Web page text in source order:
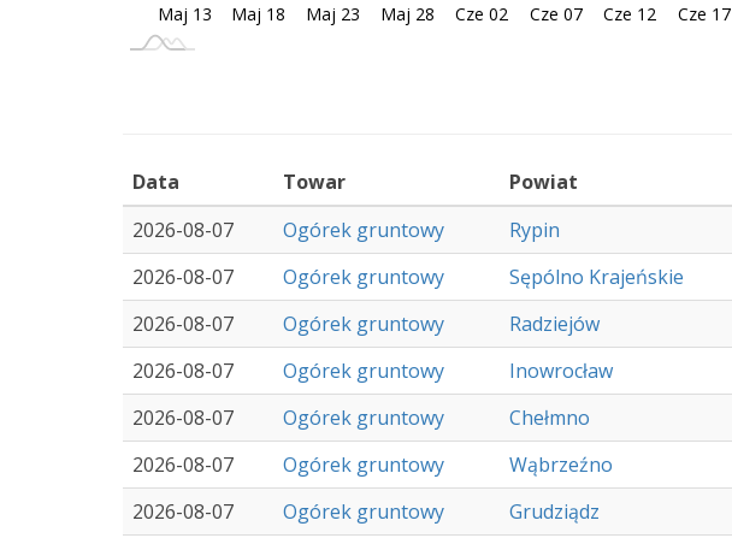
L
Maj 13
Maj 17
Maj 21
Maj 25
Maj 29 Cze 02
Sie 11 Cze 17
Cze 12
Cze 07
Maj 28
Maj 23
Maj 18
Data Towar Powiat
2026-08-07
Ogórek gruntowy Rypin
2026-08-07
Ogórek gruntowy Sępólno Krajeńskie
2026-08-07
Ogórek gruntowy Radziejów
2026-08-07
Ogórek gruntowy Inowrocław
2026-08-07
Ogórek gruntowy Chełmno
2026-08-07
Ogórek gruntowy Wąbrzeźno
2026-08-07
Ogórek gruntowy Grudziądz